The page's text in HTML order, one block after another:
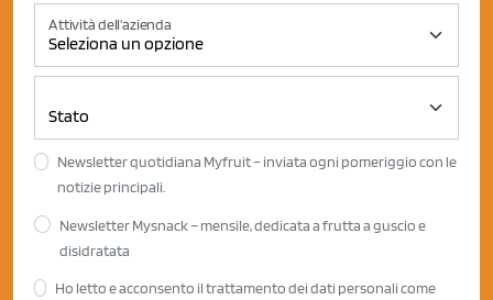
Attività dell'azienda
Newsletter quotidiana Myfruit – inviata ogni pomeriggio con le
notizie principali.
Newsletter Mysnack – mensile, dedicata a frutta a guscio e
disidratata
Ho letto e acconsento il trattamento dei dati personali come